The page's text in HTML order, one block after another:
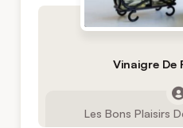
Vinaigre De
Les Bons Plaisirs